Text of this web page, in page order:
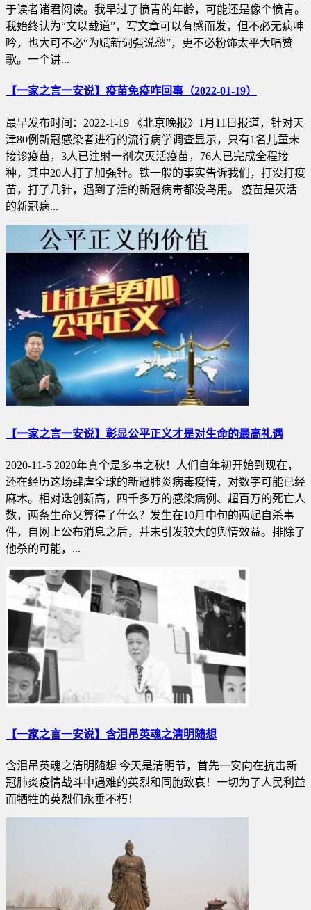
于读者诸君阅读。我早过了愤青的年龄，可能还是像个愤青。
我始终认为“文以载道”，写文章可以有感而发，但不必无病呻
吟，也大可不必“为赋新词强说愁”，更不必粉饰太平大唱赞
歌。一个讲...
【一家之言一安说】疫苗免疫咋回事（2022-01-19）
最早发布时间：2022-1-19 《北京晚报》1月11日报道，针对天
津80例新冠感染者进行的流行病学调查显示，只有1名儿童未
接诊疫苗，3人已注射一剂次灭活疫苗，76人已完成全程接
种，其中20人打了加强针。铁一般的事实告诉我们，打没打疫
苗，打了几针，遇到了活的新冠病毒都没鸟用。 疫苗是灭活
的新冠病...
【一家之言一安说】彰显公平正义才是对生命的最高礼遇
2020-11-5 2020年真个是多事之秋！人们自年初开始到现在，
还在经历这场肆虐全球的新冠肺炎病毒疫情，对数字可能已经
麻木。相对迭创新高，四千多万的感染病例、超百万的死亡人
数，两条生命又算得了什么？发生在10月中旬的两起自杀事
件，自网上公布消息之后，并未引发较大的舆情效益。排除了
他杀的可能，...
【一家之言一安说】含泪吊英魂之清明随想
含泪吊英魂之清明随想 今天是清明节，首先一安向在抗击新
冠肺炎疫情战斗中遇难的英烈和同胞致哀！一切为了人民利益
而牺牲的英烈们永垂不朽！